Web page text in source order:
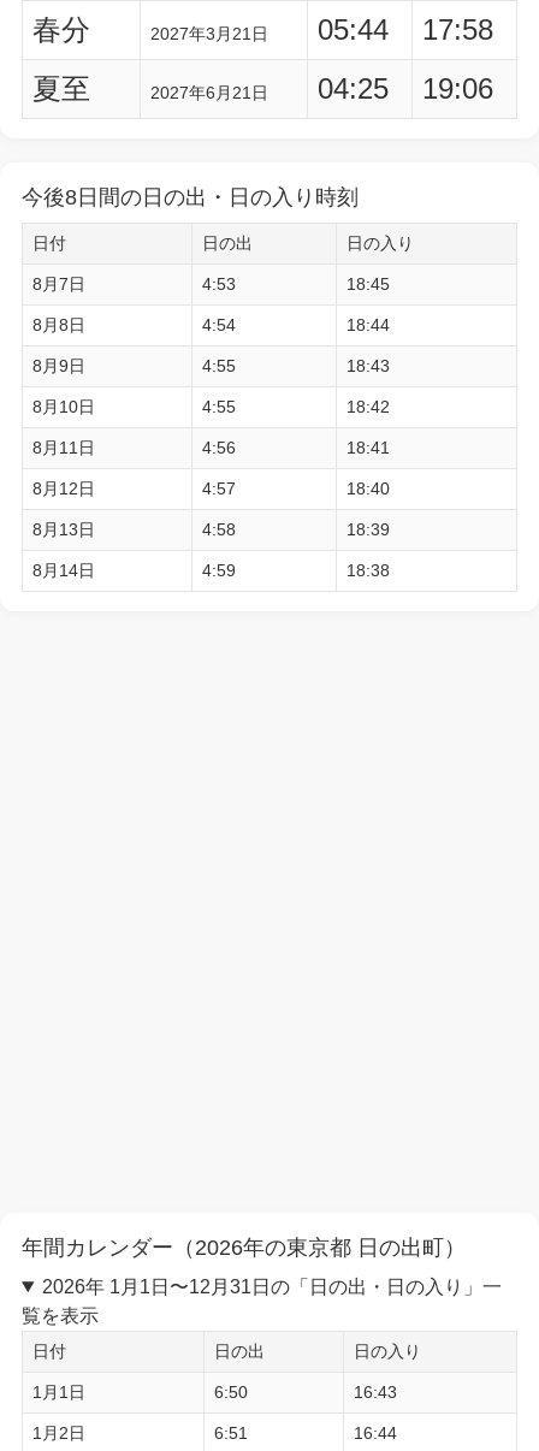
春分
2027年3月21日 05:44
17:58
夏至
2027年6月21日 04:25 19:06
今後8日間の日の出・日の入り時刻
日付 日の出 日の入り
8月7日 4:53 18:45
8月8日 4:54 18:44
8月9日 4:55 18:43
8月10日 4:55 18:42
8月11日 4:56 18:41
8月12日 4:57 18:40
8月13日 4:58 18:39
8月14日 4:59 18:38
年間カレンダー（2026年の東京都 日の出町）
2026年 1月1日〜12月31日の「日の出・日の入り」一
覧を表示
日付 日の出 日の入り
1月1日 6:50 16:43
1月2日 6:51 16:44